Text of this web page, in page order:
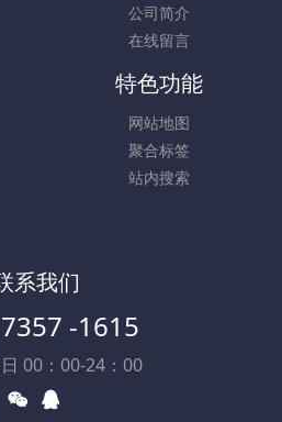
公司简介
在线留言
特色功能
网站地图
聚合标签
站内搜索
系我们
-1615
00：00-24：00